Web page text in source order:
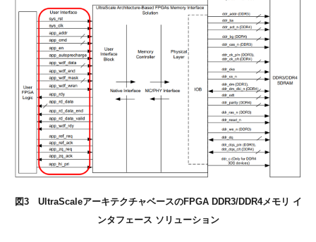
図3 UltraScaleアーキテクチャベースのFPGA DDR3/DDR4メモリ イ
ンタフェース ソリューション